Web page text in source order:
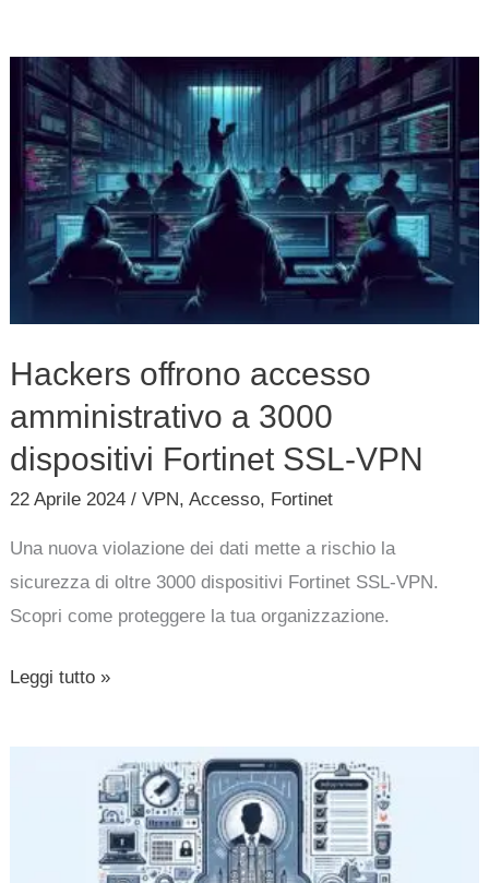
Hackers offrono accesso
amministrativo a 3000
dispositivi Fortinet SSL-VPN
22 Aprile 2024/VPN,Accesso, Fortinet
Una nuova violazione dei dati mette a rischio la
sicurezza di oltre 3000 dispositivi Fortinet SSL-VPN.
Scopri come proteggere la tua organizzazione.
Hackers
offrono
accesso
amministrativo
3000
dispositivi
VPN
Leggi tutto »